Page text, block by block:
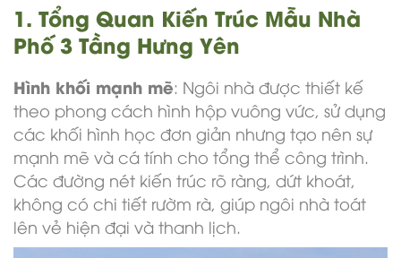
1. Tổng Quan Kiến Trúc Mẫu Nhà
Phố 3 Tầng Hưng Yên
Hình khối mạnh mẽ: Ngôi nhà được thiết kế
theo phong cách hình hộp vuông vức, sử dụng
các khối hình học đơn giản nhưng tạo nên sự
mạnh mẽ và cá tính cho tổng thể công trình.
Các đường nét kiến trúc rõ ràng, dứt khoát,
không có chi tiết rườm rà, giúp ngôi nhà toát
lên vẻ hiện đại và thanh lịch.